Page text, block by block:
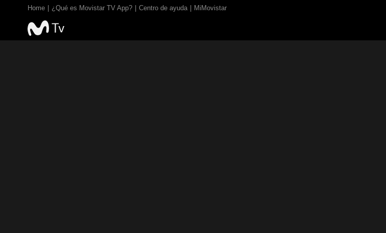
Home ¿Qué es Movistar TV App? Centro de ayuda MiMovistar